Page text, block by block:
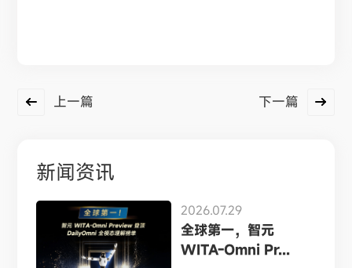
上一篇 下一篇
新闻资讯
2026.07.29
全球第一，智元
WITA-Omni Pr...